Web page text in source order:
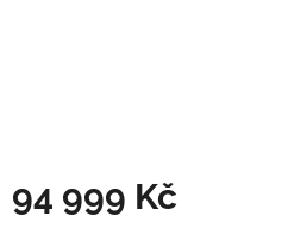
94 999 Kč